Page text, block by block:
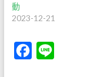
動
2023-12-21